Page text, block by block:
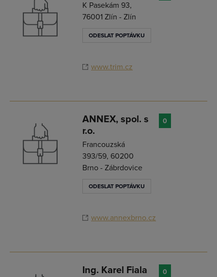
K Pasekám 93,
76001 Zlín - Zlín
ODESLAT POPTÁVKU
www.trim.cz
ANNEX, spol. s
r.o.
Francouzská
393/59, 60200
Brno - Zábrdovice
ODESLAT POPTÁVKU
www.annexbrno.cz
0
Ing. Karel Fiala 0